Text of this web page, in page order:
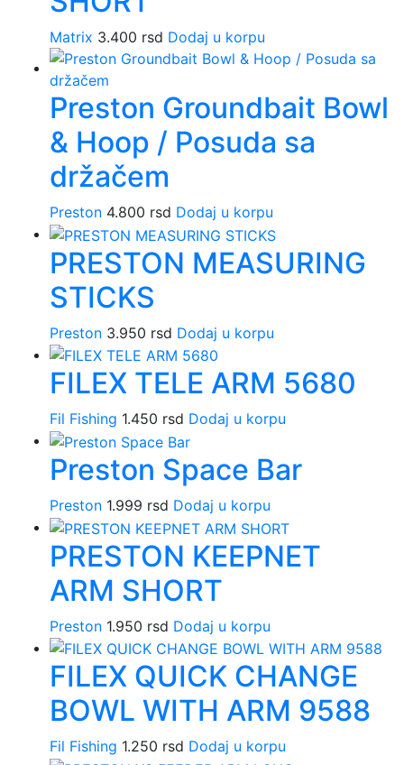
Matrix 3.400 rsd Dodaj u korpu
Preston Groundbait Bowl
& Hoop / Posuda sa
držačem
Preston 4.800 rsd Dodaj u korpu
PRESTON MEASURING
STICKS
Preston 3.950 rsd Dodaj u korpu
FILEX TELE ARM 5680
Fil Fishing 1.450 rsd Dodaj u korpu
Preston Space Bar
Preston 1.999 rsd Dodaj u korpu
PRESTON KEEPNET
ARM SHORT
Preston 1.950 rsd Dodaj u korpu
FILEX QUICK CHANGE
BOWL WITH ARM 9588
Fil Fishing 1.250 rsd Dodaj u korpu